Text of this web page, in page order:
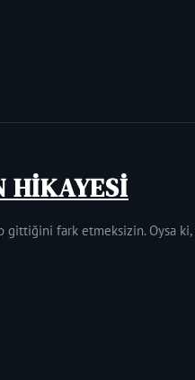
HİKAYESİ
fark etmeksizin. Oysa